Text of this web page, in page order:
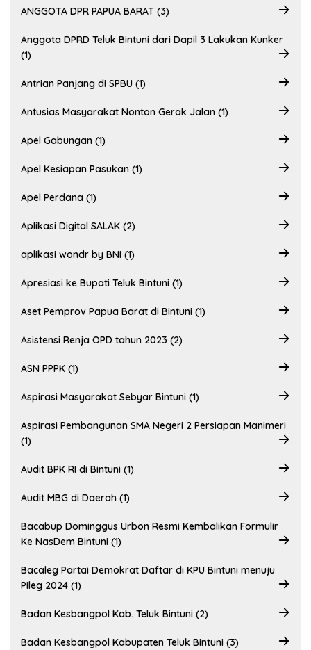
ANGGOTA DPR PAPUA BARAT (3)
Anggota DPRD Teluk Bintuni dari Dapil 3 Lakukan Kunker
(1)
Antrian Panjang di SPBU (1)
Antusias Masyarakat Nonton Gerak Jalan (1)
Apel Gabungan (1)
Apel Kesiapan Pasukan (1)
Apel Perdana (1)
Aplikasi Digital SALAK (2)
aplikasi wondr by BNI (1)
Apresiasi ke Bupati Teluk Bintuni (1)
Aset Pemprov Papua Barat di Bintuni (1)
Asistensi Renja OPD tahun 2023 (2)
ASN PPPK (1)
Aspirasi Masyarakat Sebyar Bintuni (1)
Aspirasi Pembangunan SMA Negeri 2 Persiapan Manimeri
(1)
Audit BPK RI di Bintuni (1)
Audit MBG di Daerah (1)
Bacabup Dominggus Urbon Resmi Kembalikan Formulir
Ke NasDem Bintuni (1)
Bacaleg Partai Demokrat Daftar di KPU Bintuni menuju
Pileg 2024 (1)
Badan Kesbangpol Kab. Teluk Bintuni (2)
Badan Kesbangpol Kabupaten Teluk Bintuni (3)